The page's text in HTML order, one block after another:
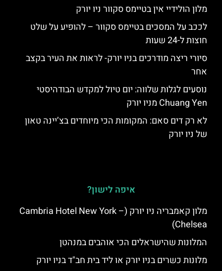
מלון הולידיי אין בטיימס סקוור ניו יורק
לככב על המסכים בטיימס סקוור – להופיע על שלט
חוצות ל-24 שעות
סיורי ריצה מודרכים בניו יורק- לראות את העיר בקצב
אחר
נוסעים לגלות שלווה: יום טיול למקדש הבודהיסטי
Chuang Yen מניו יורק
לא רק דים סאם: המקומות הכי מיוחדים בצ’יינה טאון
של ניו יורק
איפה לישון?
מלון קאמבריה ניו יורק (Cambria Hotel New York –
Chelsea)
המלונות שהישראלים הכי אוהבים במנהטן
מלונות כשרים בניו יורק או ליד בית חב"ד בניו יורק